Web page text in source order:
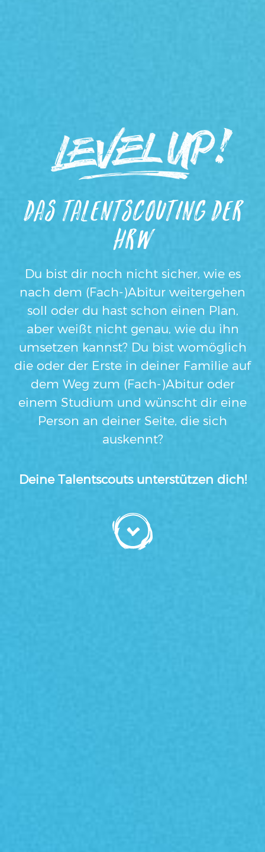
Das Talentscouting der
HRW
Du bist dir noch nicht sicher, wie es
nach dem (Fach-)Abitur weitergehen
soll oder du hast schon einen Plan,
aber weißt nicht genau, wie du ihn
umsetzen kannst? Du bist womöglich
die oder der Erste in deiner Familie auf
dem Weg zum (Fach-)Abitur oder
einem Studium und wünscht dir eine
Person an deiner Seite, die sich
auskennt?
Deine Talentscouts unterstützen dich!